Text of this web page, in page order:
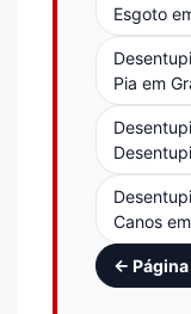
Esgoto
Pia em
Canos
←